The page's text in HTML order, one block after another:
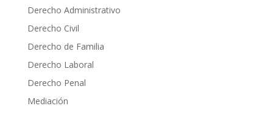
Derecho Administrativo
Derecho Civil
Derecho de Familia
Derecho Laboral
Derecho Penal
Mediación